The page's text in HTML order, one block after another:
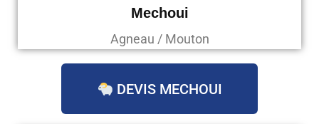
Mechoui
Agneau / Mouton
DEVIS MECHOUI